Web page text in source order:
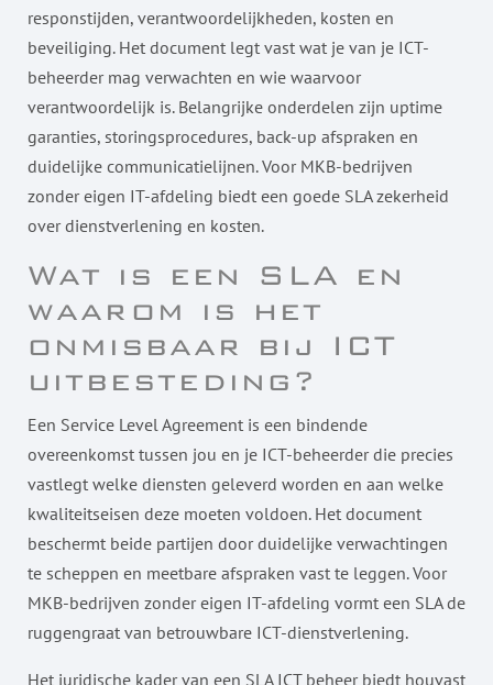
responstijden, verantwoordelijkheden, kosten en
beveiliging. Het document legt vast wat je van je ICT-
beheerder mag verwachten en wie waarvoor
verantwoordelijk is. Belangrijke onderdelen zijn uptime
garanties, storingsprocedures, back-up afspraken en
duidelijke communicatielijnen. Voor MKB-bedrijven
zonder eigen IT-afdeling biedt een goede SLA zekerheid
over dienstverlening en kosten.
Wat is een SLA en
waarom is het
onmisbaar bij ICT
uitbesteding?
Een Service Level Agreement is een bindende
overeenkomst tussen jou en je ICT-beheerder die precies
vastlegt welke diensten geleverd worden en aan welke
kwaliteitseisen deze moeten voldoen. Het document
beschermt beide partijen door duidelijke verwachtingen
te scheppen en meetbare afspraken vast te leggen. Voor
MKB-bedrijven zonder eigen IT-afdeling vormt een SLA de
ruggengraat van betrouwbare ICT-dienstverlening.
Het juridische kader van een SLA ICT beheer biedt houvast